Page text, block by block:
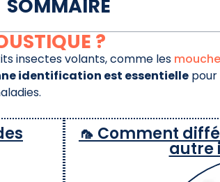
SOMMAIRE
?
insectes volants, comme les
identification est essentielle pour
🦟 Comment
autre